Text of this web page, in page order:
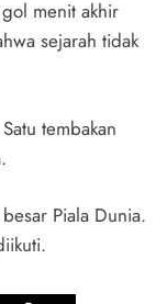
menit akhir
sejarah tidak
tembakan
Piala Dunia.